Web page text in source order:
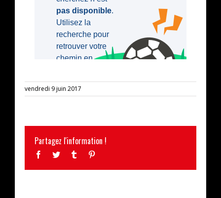
vendredi 9 juin 2017
Partagez l'information !
Facebook
Twitter Tumblr